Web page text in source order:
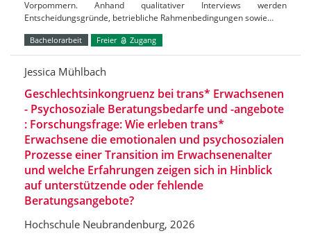
Vorpommern. Anhand qualitativer Interviews werden
Entscheidungsgründe, betriebliche Rahmenbedingungen sowie…
Bachelorarbeit Freier Zugang
Jessica Mühlbach
Geschlechtsinkongruenz bei trans* Erwachsenen
- Psychosoziale Beratungsbedarfe und -angebote
: Forschungsfrage: Wie erleben trans*
Erwachsene die emotionalen und psychosozialen
Prozesse einer Transition im Erwachsenenalter
und welche Erfahrungen zeigen sich in Hinblick
auf unterstützende oder fehlende
Beratungsangebote?
Hochschule Neubrandenburg, 2026